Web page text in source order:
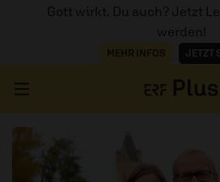
Gott wirkt. Du auch? Jetzt
werden!
MEHR INFOS JETZT